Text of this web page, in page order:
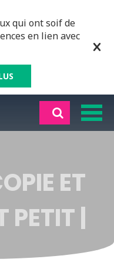
qui ont soif de
en lien avec
ET
PETIT |